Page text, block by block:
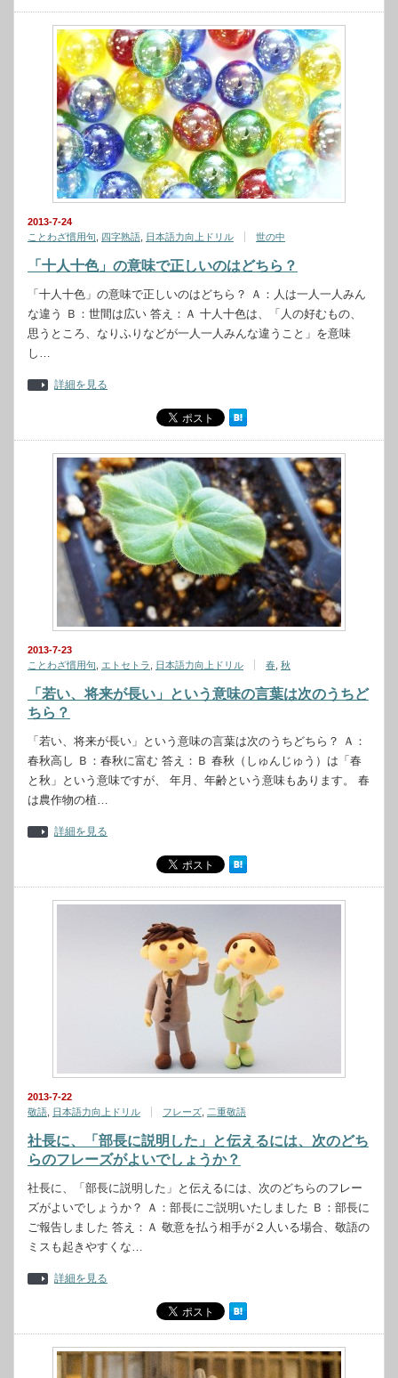
2013-7-24
ことわざ慣用句
四字熟語 日本語力向上ドリル 世の中
「十人十色」の意味で正しいのはどちら？
「十人十色」の意味で正しいのはどちら？ Ａ：人は一人一人みん
な違う Ｂ：世間は広い 答え：Ａ 十人十色は、「人の好むもの、
思うところ、なりふりなどが一人一人みんな違うこと」を意味
し…
詳細を見る
2013-7-23
ことわざ慣用句
エトセトラ 日本語力向上ドリル 春 秋
「若い、将来が長い」という意味の言葉は次のうちど
ちら？
「若い、将来が長い」という意味の言葉は次のうちどちら？ Ａ：
春秋高し Ｂ：春秋に富む 答え：Ｂ 春秋（しゅんじゅう）は「春
と秋」という意味ですが、 年月、年齢という意味もあります。 春
は農作物の植…
詳細を見る
2013-7-22
敬語 日本語力向上ドリル フレーズ 二重敬語
社長に、「部長に説明した」と伝えるには、次のどち
らのフレーズがよいでしょうか？
社長に、「部長に説明した」と伝えるには、次のどちらのフレー
ズがよいでしょうか？ Ａ：部長にご説明いたしました Ｂ：部長に
ご報告しました 答え：Ａ 敬意を払う相手が２人いる場合、敬語の
ミスも起きやすくな…
詳細を見る